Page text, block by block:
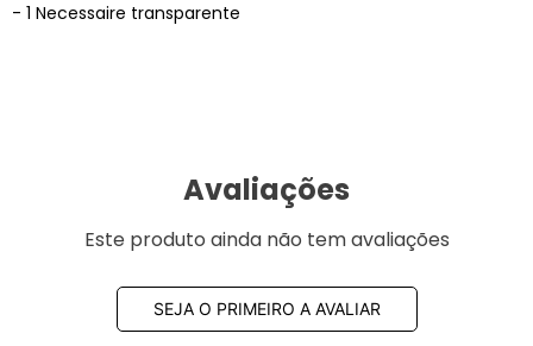
- 1 Necessaire transparente
Avaliações
Este produto ainda não tem avaliações
SEJA O PRIMEIRO A AVALIAR